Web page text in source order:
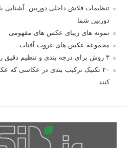
تنظیمات فلاش داخلی دوربین: آشنایی
دوربین شما
نمونه های زیبای عکس های مفهومی
مجموعه عکس های غروب آفتاب
۳ روش برای درجه بندی و تنظیم دقیق رنگ در فتوشاپ
۲۰ تکنیک ترکیب بندی در عکاسی که
کنند